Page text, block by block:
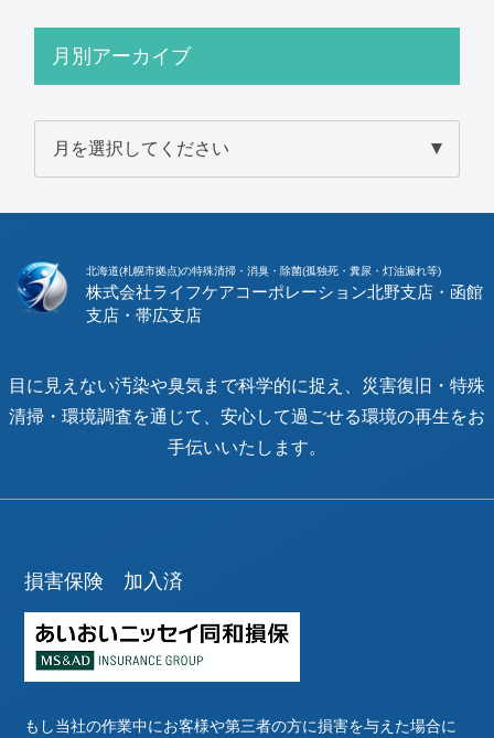
月別アーカイブ
北海道(札幌市拠点)の特殊清掃・消臭・除菌(孤独死・糞尿・灯油漏れ等)
株式会社ライフケアコーポレーション
目に見えない汚染や臭気まで科学的に捉え、災害復旧・特殊
清掃・環境調査を通じて、安心して過ごせる環境の再生をお
手伝いいたします。
損害保険 加入済
もし当社の作業中にお客様や第三者の方に損害を与えた場合に